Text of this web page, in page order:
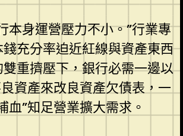
本身運營壓力不小。”行業專
充分率迫近紅線與資產東西
重擠壓下，銀行必需一邊以
資產來改良資產欠債表，一
血”知足營業擴大需求。